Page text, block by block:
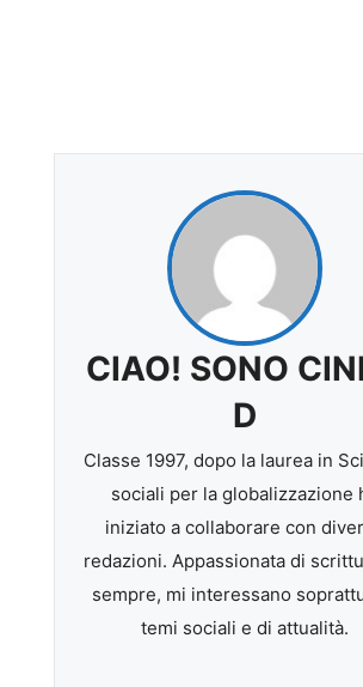
CIAO! SONO
D
Classe 1997, dopo la laurea in
sociali per la globalizzazione
iniziato a collaborare con
redazioni. Appassionata di
sempre, mi interessano
temi sociali e di attualità.